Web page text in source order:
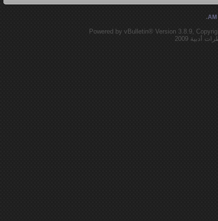
.
Powered by vBulletin® Version 3.8.9,
2009